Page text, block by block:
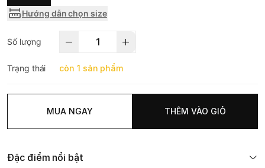
Hướng dẫn chọn size
Số lượng
Trạng thái còn 1 sản phẩm
MUA NGAY THÊM VÀO GIỎ
Đặc điểm nổi bật